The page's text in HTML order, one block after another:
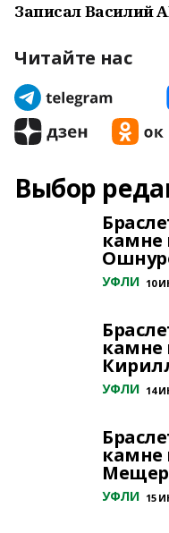
Записал Василий
Читайте нас
Выбор
камне
УФЛИ 10
камне
УФЛИ 14
камне
УФЛИ 15